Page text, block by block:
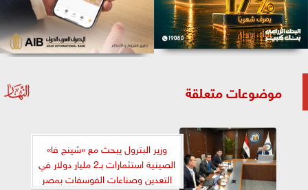
موضوعات متعلقة
وزير البترول يبحث مع «شينج فا»
الصينية استثمارات بـ2 مليار دولار في
التعدين وصناعات الفوسفات بمصر